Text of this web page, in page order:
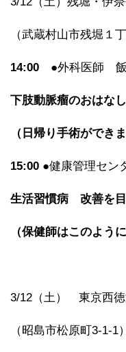
（武蔵村山市残堀１
14:00 ●外科医師
下肢動脈瘤のおはなし
（日帰り手術ができま
15:00 ●健康管理セ
生活習慣病 改善を目
（保健師はこのよう
3/12（土） 東京西徳
（昭島市松原町3-1-1）